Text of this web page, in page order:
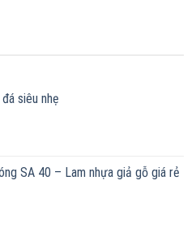
siêu nhẹ
SA 40 – Lam nhựa giả gỗ giá rẻ